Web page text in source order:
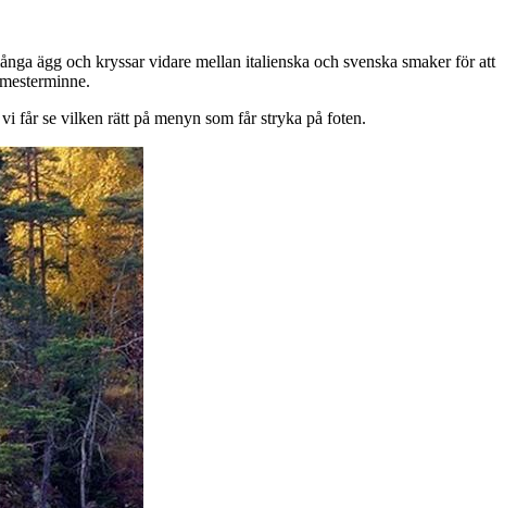
ägg och kryssar vidare mellan italienska och svenska smaker för att
får se vilken rätt på menyn som får stryka på foten.